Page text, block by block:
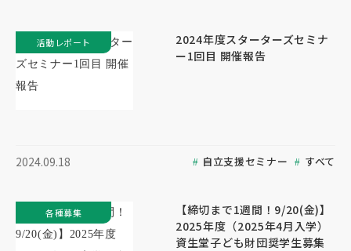
2024年度スターターズセミナ
ー1回目 開催報告
2024.09.18 自立支援セミナー すべて
活動レポート
【締切まで1週間！9/20(金)】
2025年度（2025年4月入学）
資生堂子ども財団奨学生募集
各種募集